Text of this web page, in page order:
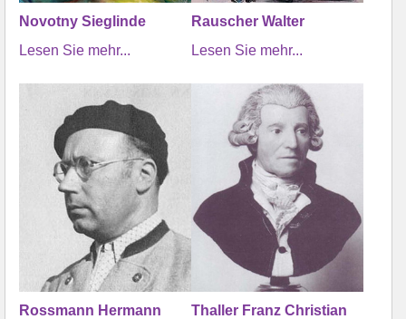
Novotny Sieglinde
Lesen Sie mehr...
Rauscher Walter
Lesen Sie mehr...
Rossmann Hermann
Thaller Franz Christian